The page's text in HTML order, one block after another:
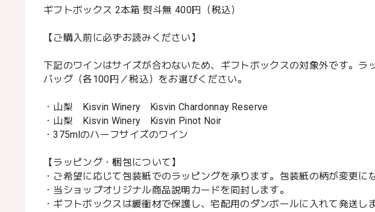
ギフトボックス 2本箱 熨斗無 400円（税込）
【ご購入前に必ずお読みください】
下記のワインはサイズが合わないため、ギフトボックスの対象外です。
バッグ（各100円／税込）をお選びください。
・山梨 Kisvin Winery Kisvin Chardonnay Reserve
・山梨 Kisvin Winery Kisvin Pinot Noir
・375mlのハーフサイズのワイン
【ラッピング・梱包について】
・ご希望に応じて包装紙でのラッピングを承ります。包装紙の柄が変更に
・当ショップオリジナル商品説明カードを同封します。
・ギフトボックスは緩衝材で保護し、宅配用のダンボールに入れて発送しま